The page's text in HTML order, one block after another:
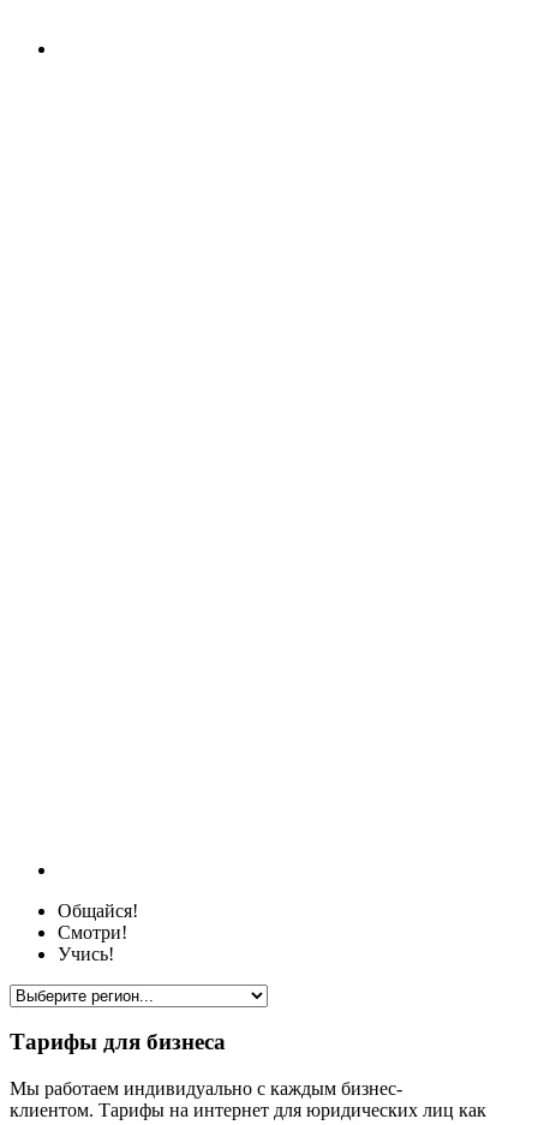
Общайся!
Смотри!
Учись!
Тарифы для бизнеса
Мы работаем индивидуально с каждым бизнес-
клиентом. Тарифы на интернет для юридических лиц как